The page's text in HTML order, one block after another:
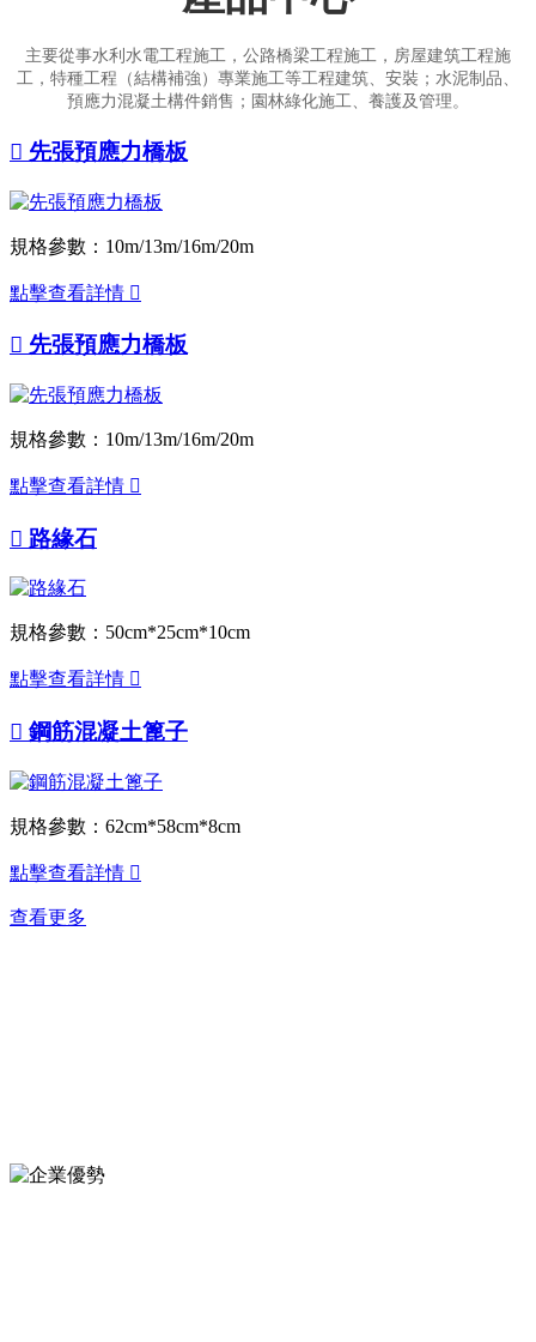
主要從事水利水電工程施工，公路橋梁工程施工，房屋建筑工程施
工，特種工程（結構補強）專業施工等工程建筑、安裝；水泥制品、
預應力混凝土構件銷售；園林綠化施工、養護及管理。
 先張預應力橋板
規格參數：10m/13m/16m/20m
點擊查看詳情 
 先張預應力橋板
規格參數：10m/13m/16m/20m
點擊查看詳情 
 路緣石
規格參數：50cm*25cm*10cm
點擊查看詳情 
 鋼筋混凝土篦子
規格參數：62cm*58cm*8cm
點擊查看詳情 
查看更多